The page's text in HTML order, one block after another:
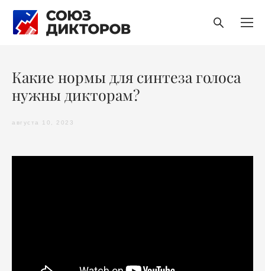
августа 10, 2023
Какие нормы для синтеза голоса
нужны дикторам?